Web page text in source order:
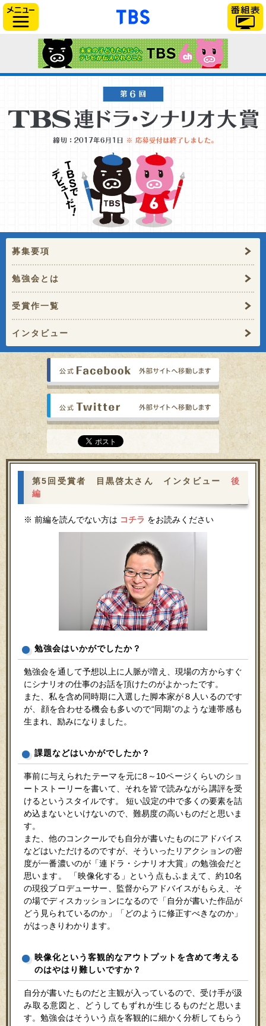
「TBSテレビ」トップ
募集要項
勉強会とは
受賞作一覧
インタビュー
公式
公式
第5回受賞者 目黒啓太さん インタビュー 後
編
※ 前編を読んでない方は コチラ をお読みください
勉強会はいかがでしたか？
勉強会を通して予想以上に人脈が増え、現場の方からすぐ
にシナリオの仕事のお話を頂けたのがよかったです。
また、私を含め同時期に入選した脚本家が８人いるのです
が、顔を合わせる機会も多いので“同期”のような連帯感も
生まれ、励みになりました。
課題などはいかがでしたか？
事前に与えられたテーマを元に8～10ページくらいのショ
ートストーリーを書いて、それを皆で読みながら講評を受
けるというスタイルです。 短い設定の中で多くの要素を詰
め込まないといけないので、難易度の高いものだと思いま
す。
また、他のコンクールでも自分が書いたものにアドバイス
などはいただけるのですが、そういったリアクションの密
度が一番濃いのが「連ドラ・シナリオ大賞」の勉強会だと
思います。 「映像化する」という点もふまえて、約10名
の現役プロデューサー、監督からアドバイスがもらえ、そ
の場でディスカッションになるので「自分が書いた作品が
どう見られているのか」「どのように修正すべきなのか」
がはっきりわかります。
映像化という客観的なアウトプットを含めて考える
のはやはり難しいですか？
自分が書いたものだと主観が入っているので、受け手が汲
み取る意図と、どうしてもずれが生じるものだと思いま
す。勉強会はそういう点を客観的に細かく分析してもらう